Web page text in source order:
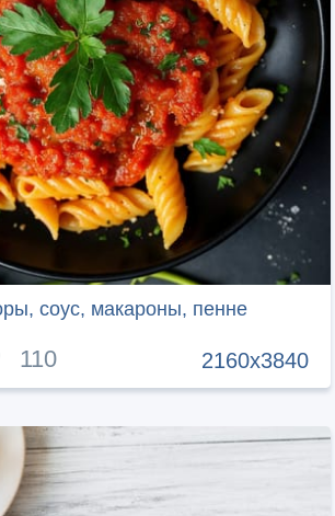
соус, макароны, пенне
2160x3840
110